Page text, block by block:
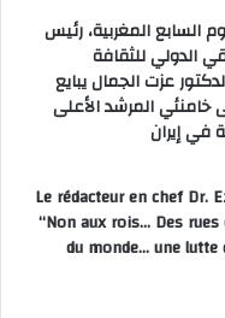
السابع المغربية، رئيس
الدولي للثقافة
عزت الجمال يبايع
المرشد الأعلى
في إيران
Le rédacteur en chef Dr.
“Non aux rois… Des rues
du monde… une